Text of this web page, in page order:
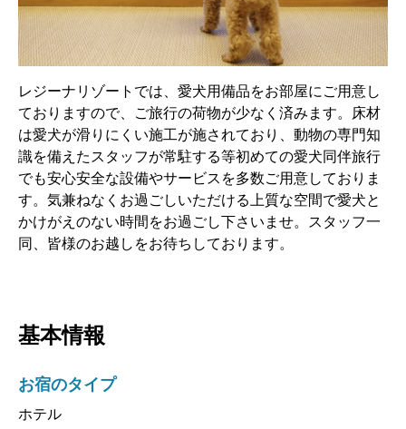
レジーナリゾートでは、愛犬用備品をお部屋にご用意し
ておりますので、ご旅行の荷物が少なく済みます。床材
は愛犬が滑りにくい施工が施されており、動物の専門知
識を備えたスタッフが常駐する等初めての愛犬同伴旅行
でも安心安全な設備やサービスを多数ご用意しておりま
す。気兼ねなくお過ごしいただける上質な空間で愛犬と
かけがえのない時間をお過ごし下さいませ。スタッフ一
同、皆様のお越しをお待ちしております。
基本情報
お宿のタイプ
ホテル